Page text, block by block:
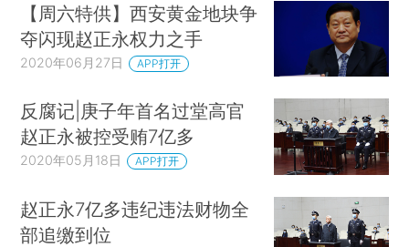
【周六特供】西安黄金地块争
夺闪现赵正永权力之手
2020年06月27日 APP打开
反腐记|庚子年首名过堂高官
赵正永被控受贿7亿多
2020年05月18日 APP打开
赵正永7亿多违纪违法财物全
部追缴到位